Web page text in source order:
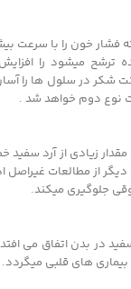
خون را با سرعت
ترشح میشود را
شکر در سلول ها را
نوع دوم خواهد شد .
زیادی از آرد سفید
از مطالعات غیراصل
جلوگیری میکند.
در بدن اتفاق می افتد
بیماری های قلبی میگردد.